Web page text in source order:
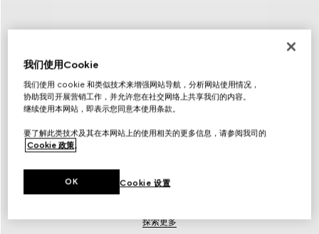
探索更多
我们使用Cookie
我们使用 cookie 和类似技术来增强网站导航，分析网站使用情况，
协助我司开展营销工作，并允许您在社交网络上共享我们的内容。
继续使用本网站，即表示您同意本使用条款。
要了解此类技术及其在本网站上的使用相关的更多信息，请参阅我司的
Cookie 政策。
Cookie 设置
OK